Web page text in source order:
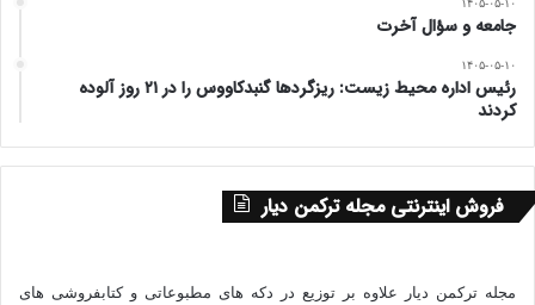
جامعه و سؤال آخرت
۱۴۰۵-۰۵-۱۰
رئیس اداره محیط زیست: ریزگردها گنبدکاووس را در ۲۱ روز آلوده
کردند
فروش اینترنتی مجله ترکمن دیار
مجله ترکمن دیار علاوه بر توزیع در دکه های مطبوعاتی و کتابفروشی های